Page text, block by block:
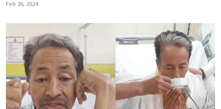
Feb 26, 2024